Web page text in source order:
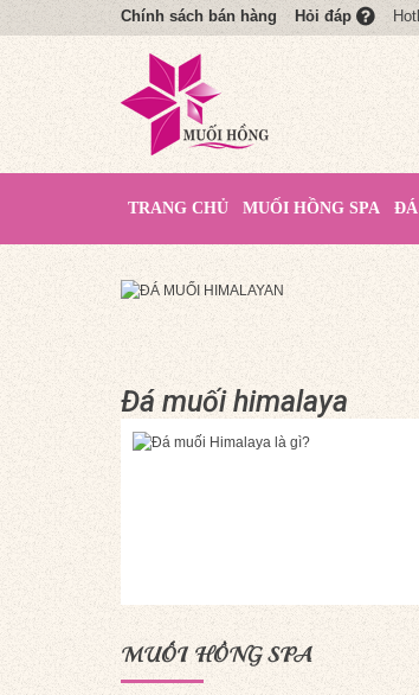
Chính sách bán hàng Hỏi đáp
TRANG CHỦ MUỐI HỒNG SPA ĐÁ
Đá muối himalaya
MUỐI HỒNG SPA